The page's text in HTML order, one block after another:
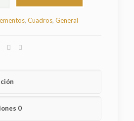
, Cuadros, General
0